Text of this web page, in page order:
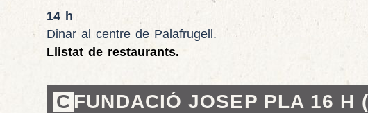
14 h
Dinar al centre de Palafrugell.
Llistat de restaurants.
C FUNDACIÓ JOSEP PLA 16 H